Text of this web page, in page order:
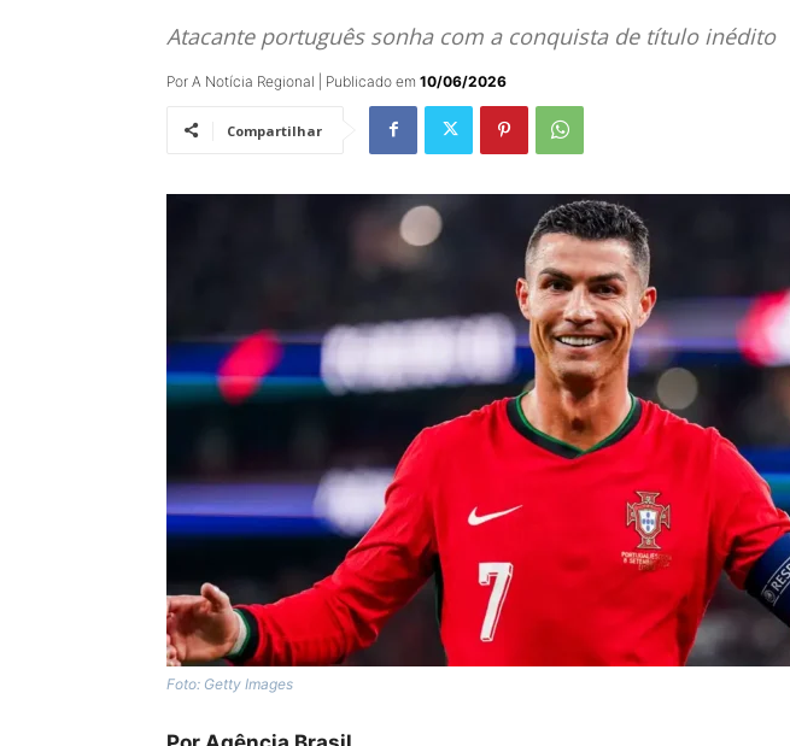
Atacante português sonha com a conquista de título inédito
Por A Notícia Regional | Publicado em 10/06/2026
Compartilhar
Foto: Getty Images